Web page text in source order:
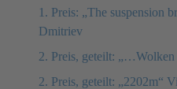
1. Preis: „The suspension
Dmitriev
2. Preis, geteilt:
2. Preis, geteilt: „2202m“